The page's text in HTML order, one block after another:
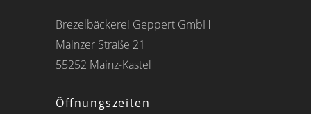
Brezelbäckerei Geppert GmbH
Mainzer Straße 21
55252 Mainz-Kastel
Öffnungszeiten